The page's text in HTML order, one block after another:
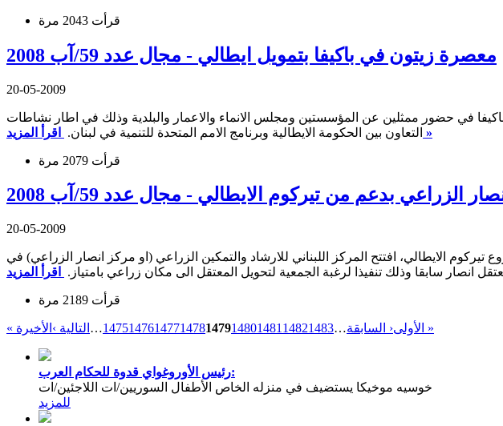
قرأت 2043 مرة
معصرة زيتون في باكيفا بتمويل ايطالي - مجال عدد 59/آب 2008
20-05-2009
باكيفا في حضور ممثلين عن المؤسستين ومجلس الانماء والاعمار والبلدية وذلك في اطار نشاطات
التعاون بين الحكومة الايطالية وبرنامج الامم المتحدة للتنمية في لبنان. اقرأ المزيد »
قرأت 2079 مرة
الزراعي بدعم من تيركوم الايطالي - مجال عدد 59/آب 2008
20-05-2009
تيركوم الايطالي، افتتح المركز اللبناني للارشاد والتمكين الزراعي (او مركز انصار الزراعي) في
انصار سابقا وذلك تنفيذا لرغبة الجمعية لتحويل المعتقل الى مكان زراعي بامتياز.
قرأت 2189 مرة
« الأولى‹ السابقة…
1475147614771478147914801481 14821483
… التالية › الأخيرة »
رئيس الأوروغواي قدوة للحكام العرب:
خوسيه موخيكا يستضيف في منزله الخاص الأطفال السوريين/ات اللاجئين/ات
للمزيد